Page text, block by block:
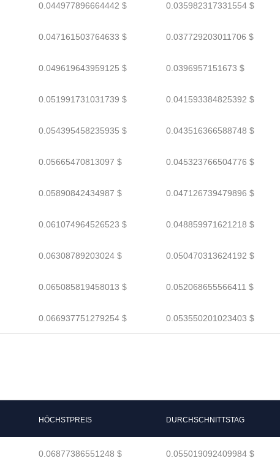
0.044977896664442 $ 0.035982317331554 $
0.047161503764633 $ 0.037729203011706 $
0.049619643959125 $ 0.0396957151673 $
0.051991731031739 $ 0.041593384825392 $
0.054395458235935 $ 0.043516366588748 $
0.05665470813097 $ 0.045323766504776 $
0.05890842434987 $ 0.047126739479896 $
0.061074964526523 $ 0.048859971621218 $
0.06308789203024 $ 0.050470313624192 $
0.065085819458013 $ 0.052068655566411 $
0.066937751279254 $ 0.053550201023403 $
HÖCHSTPREIS DURCHSCHNITTSTAG
0.06877386551248 $ 0.055019092409984 $